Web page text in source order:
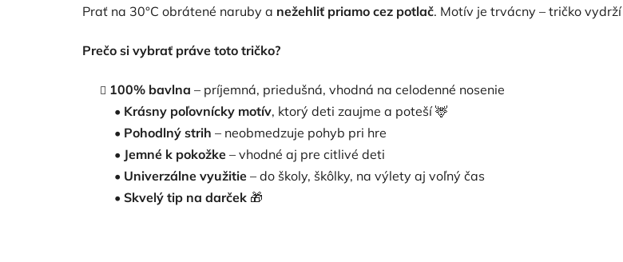
Prať na 30°C obrátené naruby a nežehliť priamo cez potlač. Motív je trvácny – tričko vydrží
Prečo si vybrať práve toto tričko?
100% bavlna – príjemná, priedušná, vhodná na celodenné nosenie
• Krásny poľovnícky motív, ktorý deti zaujme a poteší 🦌
• Pohodlný strih – neobmedzuje pohyb pri hre
• Jemné k pokožke – vhodné aj pre citlivé deti
• Univerzálne využitie – do školy, škôlky, na výlety aj voľný čas
• Skvelý tip na darček 🎁